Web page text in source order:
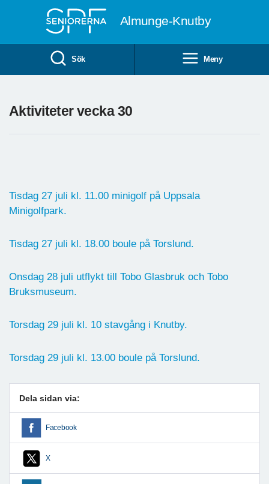
Almunge-Knutby
Sök Meny
Aktiviteter vecka 30
Tisdag 27 juli kl. 11.00 minigolf på Uppsala
Minigolfpark.
Tisdag 27 juli kl. 18.00 boule på Torslund.
Onsdag 28 juli utflykt till Tobo Glasbruk och Tobo
Bruksmuseum.
Torsdag 29 juli kl. 10 stavgång i Knutby.
Torsdag 29 juli kl. 13.00 boule på Torslund.
Dela sidan via:
Facebook
X